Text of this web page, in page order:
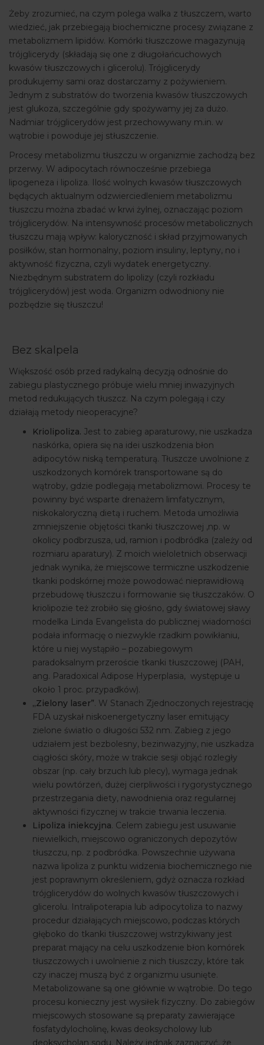
Żeby zrozumieć, na czym polega walka z tłuszczem, warto
wiedzieć, jak przebiegają biochemiczne procesy związane z
metabolizmem lipidów. Komórki tłuszczowe magazynują
trójglicerydy (składają się one z długołańcuchowych
kwasów tłuszczowych i glicerolu). Trójglicerydy
produkujemy sami oraz dostarczamy z pożywieniem.
Jednym z substratów do tworzenia kwasów tłuszczowych
jest glukoza, szczególnie gdy spożywamy jej za dużo.
Nadmiar trójglicerydów jest przechowywany m.in. w
wątrobie i powoduje jej stłuszczenie.
Procesy metabolizmu tłuszczu w organizmie zachodzą bez
przerwy. W adipocytach równocześnie przebiega
lipogeneza i lipoliza. Ilość wolnych kwasów tłuszczowych
będących aktualnym odzwierciedleniem metabolizmu
tłuszczu można zbadać w krwi żylnej, oznaczając poziom
trójglicerydów. Na intensywność procesów metabolicznych
tłuszczu mają wpływ: kaloryczność i skład przyjmowanych
posiłków, stan hormonalny, poziom insuliny, leptyny, no i
aktywność fizyczna, czyli wydatek energetyczny.
Niezbędnym substratem do lipolizy (czyli rozkładu
trójglicerydów) jest woda. Organizm odwodniony nie
pozbędzie się tłuszczu!
Bez skalpela
Większość osób przed radykalną decyzją odnośnie do
zabiegu plastycznego próbuje wielu mniej inwazyjnych
metod redukujących tłuszcz. Na czym polegają i czy
działają metody nieoperacyjne?
Kriolipoliza. Jest to zabieg aparaturowy, nie uszkadza
naskórka, opiera się na idei uszkodzenia błon
adipocytów niską temperaturą. Tłuszcze uwolnione z
uszkodzonych komórek transportowane są do
wątroby, gdzie podlegają metabolizmowi. Procesy te
powinny być wsparte drenażem limfatycznym,
niskokaloryczną dietą i ruchem. Metoda umożliwia
zmniejszenie objętości tkanki tłuszczowej ,np. w
okolicy podbrzusza, ud, ramion i podbródka (zależy od
rozmiaru aparatury). Z moich wieloletnich obserwacji
jednak wynika, że miejscowe termiczne uszkodzenie
tkanki podskórnej może powodować nieprawidłową
przebudowę tłuszczu i formowanie się tłuszczaków. O
kriolipozie też zrobiło się głośno, gdy światowej sławy
modelka Linda Evangelista do publicznej wiadomości
podała informację o niezwykle rzadkim powikłaniu,
które u niej wystąpiło – pozabiegowym
paradoksalnym przeroście tkanki tłuszczowej (PAH,
ang. Paradoxical Adipose Hyperplasia, występuje u
około 1 proc. przypadków).
„Zielony laser”. W Stanach Zjednoczonych rejestrację
FDA uzyskał niskoenergetyczny laser emitujący
zielone światło o długości 532 nm. Zabieg z jego
udziałem jest bezbolesny, bezinwazyjny, nie uszkadza
ciągłości skóry, może w trakcie sesji objąć rozległy
obszar (np. cały brzuch lub plecy), wymaga jednak
wielu powtórzeń, dużej cierpliwości i rygorystycznego
przestrzegania diety, nawodnienia oraz regularnej
aktywności fizycznej w trakcie trwania leczenia.
Lipoliza iniekcyjna. Celem zabiegu jest usuwanie
niewielkich, miejscowo ograniczonych depozytów
tłuszczu, np. z podbródka. Powszechnie używana
nazwa lipoliza z punktu widzenia biochemicznego nie
jest poprawnym określeniem, gdyż oznacza rozkład
trójglicerydów do wolnych kwasów tłuszczowych i
glicerolu. Intralipoterapia lub adipocytoliza to nazwy
procedur działających miejscowo, podczas których
głęboko do tkanki tłuszczowej wstrzykiwany jest
preparat mający na celu uszkodzenie błon komórek
tłuszczowych i uwolnienie z nich tłuszczy, które tak
czy inaczej muszą być z organizmu usunięte.
Metabolizowane są one głównie w wątrobie. Do tego
procesu konieczny jest wysiłek fizyczny. Do zabiegów
miejscowych stosowane są preparaty zawierające
fosfatydylocholinę, kwas deoksycholowy lub
deoksycholan sodu. Należy jednak zaznaczyć, że